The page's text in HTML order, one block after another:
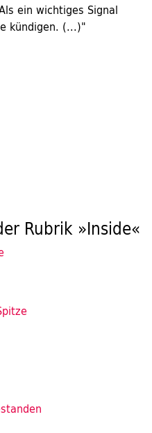
ein wichtiges Signal
kündigen. (...)"
Rubrik »Inside«